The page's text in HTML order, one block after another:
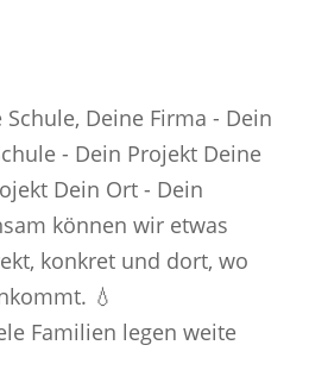
Deine Firma - Dein
- Dein Projekt Deine
Dein Ort - Dein
können wir etwas
konkret und dort, wo
💧
Familien legen weite